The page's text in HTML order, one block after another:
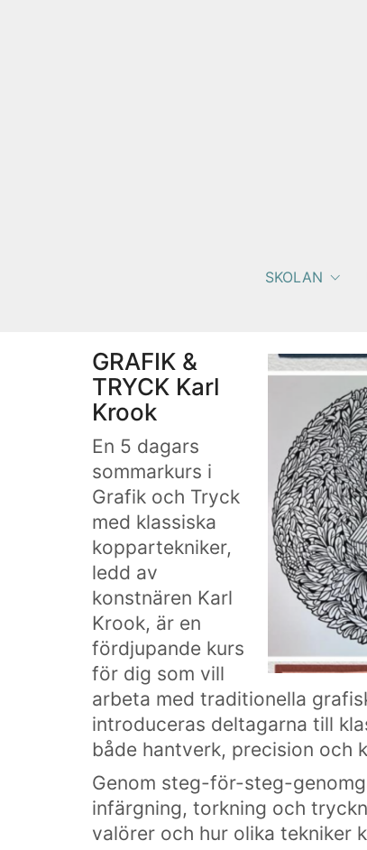
SKOLAN
GRAFIK &
TRYCK Karl
Krook
En 5 dagars
sommarkurs i
Grafik och Tryck
med klassiska
koppartekniker,
ledd av
konstnären Karl
Krook, är en
fördjupande kurs
för dig som vill
arbeta med traditionella
introduceras deltagarna till
både hantverk, precision och
Genom steg-för-steg-
infärgning, torkning och
valörer och hur olika tekniker